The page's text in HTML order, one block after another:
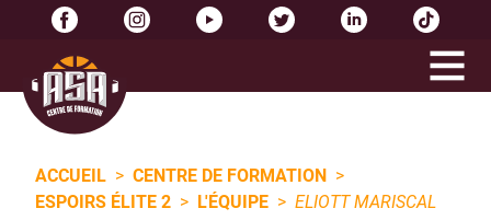
ACCUEIL > CENTRE DE FORMATION >
ESPOIRS ÉLITE 2 > L'ÉQUIPE > ELIOTT MARISCAL